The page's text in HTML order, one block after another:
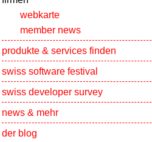
webkarte
member news
produkte & services finden
swiss software festival
swiss developer survey
news & mehr
der blog